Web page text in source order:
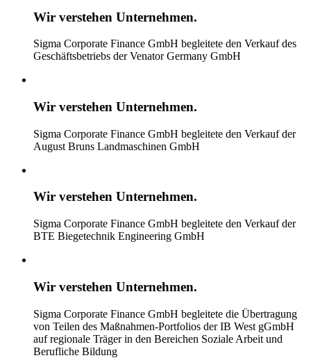
Wir verstehen Unternehmen.
Sigma Corporate Finance GmbH begleitete den Verkauf des
Geschäftsbetriebs der Venator Germany GmbH
Wir verstehen Unternehmen.
Sigma Corporate Finance GmbH begleitete den Verkauf der
August Bruns Landmaschinen GmbH
Wir verstehen Unternehmen.
Sigma Corporate Finance GmbH begleitete den Verkauf der
BTE Biegetechnik Engineering GmbH
Wir verstehen Unternehmen.
Sigma Corporate Finance GmbH begleitete die Übertragung
von Teilen des Maßnahmen-Portfolios der IB West gGmbH
auf regionale Träger in den Bereichen Soziale Arbeit und
Berufliche Bildung